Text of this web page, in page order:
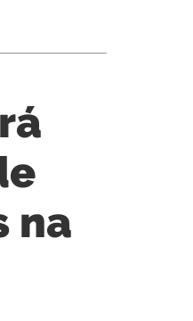
na